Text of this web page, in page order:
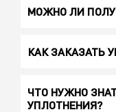
МОЖНО ЛИ
КАК ЗАКАЗАТЬ
ЧТО НУЖНО
УПЛОТНЕНИЯ?